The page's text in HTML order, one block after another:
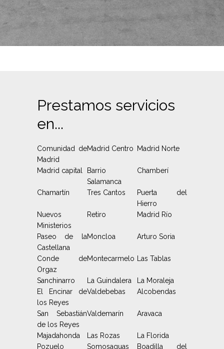
Prestamos servicios
en...
Comunidad de
Madrid
Madrid Centro Madrid Norte
Madrid capital
Barrio
Salamanca
Chamberí
Chamartín Tres Cantos
Puerta del
Hierro
Nuevos
Ministerios
Retiro Madrid Río
Paseo de la
Castellana
Moncloa Arturo Soria
Conde de
Orgaz
Montecarmelo Las Tablas
Sanchinarro La Guindalera
La Moraleja
El Encinar de
los Reyes
Valdebebas Alcobendas
San Sebastián
de los Reyes
Valdemarín Aravaca
Majadahonda Las Rozas
La Florida
Pozuelo
Somosaguas
Boadilla del